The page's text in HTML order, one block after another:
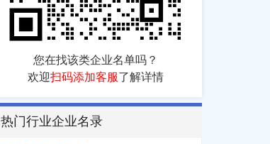
您在找该类企业名单吗？
欢迎扫码添加客服了解详情
热门行业企业名录